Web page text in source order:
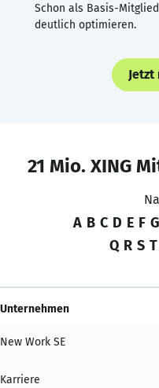
Schon als Basis-
deutlich optimieren.
21 Mio. XING
A B C D E F G
Q R S T
Unternehmen
New Work SE
Karriere